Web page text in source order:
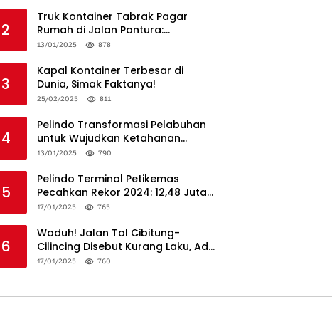
2
Truk Kontainer Tabrak Pagar
Rumah di Jalan Pantura:
Kronologi dan Langkah
13/01/2025 878
3
Kapal Kontainer Terbesar di
Dunia, Simak Faktanya!
25/02/2025 811
4
Pelindo Transformasi Pelabuhan
untuk Wujudkan Ketahanan
Logistik dan Daya Saing Global
13/01/2025 790
5
Pelindo Terminal Petikemas
Pecahkan Rekor 2024: 12,48 Juta
TEUs, Bukti Keunggulan Logistik
17/01/2025 765
6
Waduh! Jalan Tol Cibitung-
Cilincing Disebut Kurang Laku, Ada
Apa?
17/01/2025 760